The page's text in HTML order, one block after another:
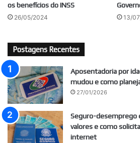
os benefícios do INSS
26/05/2024 13/
Postagens Recentes
Aposentadoria por
mudou e como
27/01/2026
Seguro-desemprego
valores e como
internet